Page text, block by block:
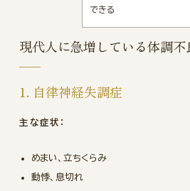
できる
現代人に急増している体調
1. 自律神経失調症
主な症状：
めまい、立ちくらみ
動悸、息切れ